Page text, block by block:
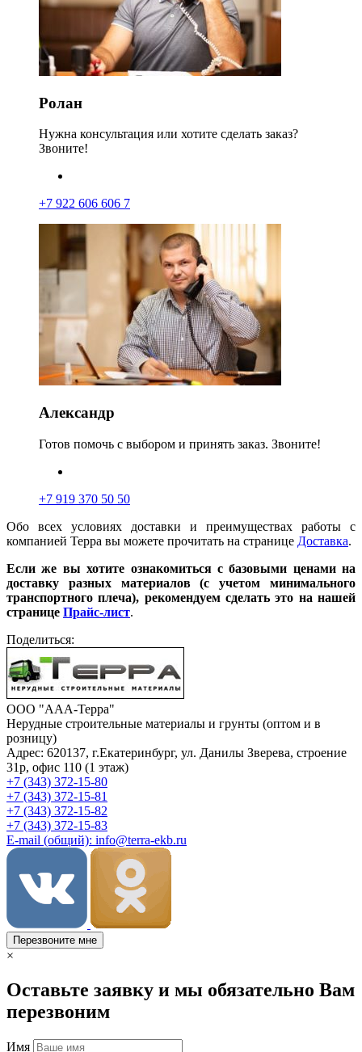
Ролан
Нужна консультация или хотите сделать заказ?
Звоните!
+7 922 606 606 7
Александр
Готов помочь с выбором и принять заказ. Звоните!
+7 919 370 50 50
Обо всех условиях доставки и преимуществах работы с
компанией Терра вы можете прочитать на странице Доставка.
Если же вы хотите ознакомиться с базовыми ценами на
доставку разных материалов (с учетом минимального
транспортного плеча), рекомендуем сделать это на нашей
странице Прайс-лист.
Поделиться:
ООО "ААА-Терра"
Нерудные строительные материалы и грунты (оптом и в
розницу)
Адрес: 620137, г.Екатеринбург, ул. Данилы Зверева, строение
31р, офис 110 (1 этаж)
+7 (343) 372-15-80
+7 (343) 372-15-81
+7 (343) 372-15-82
+7 (343) 372-15-83
E-mail (общий): info@terra-ekb.ru
Перезвоните мне
×
Оставьте заявку и мы обязательно Вам
перезвоним
Имя